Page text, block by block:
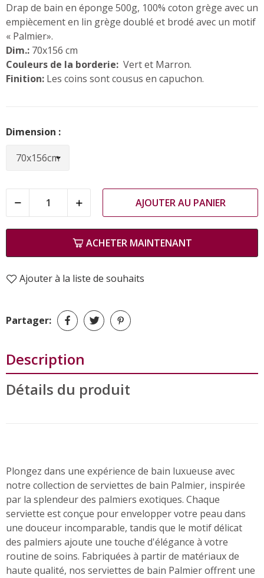
Drap de bain en éponge 500g, 100% coton grège avec un
empiècement en lin grège doublé et brodé avec un motif
« Palmier».
Dim.: 70x156 cm
Couleurs de la borderie: Vert et Marron.
Finition: Les coins sont cousus en capuchon.
Dimension :
AJOUTER AU PANIER
ACHETER MAINTENANT
Ajouter à la liste de souhaits
Partager:
Description
Détails du produit
Plongez dans une expérience de bain luxueuse avec
notre collection de serviettes de bain Palmier, inspirée
par la splendeur des palmiers exotiques. Chaque
serviette est conçue pour envelopper votre peau dans
une douceur incomparable, tandis que le motif délicat
des palmiers ajoute une touche d'élégance à votre
routine de soins. Fabriquées à partir de matériaux de
haute qualité, nos serviettes de bain Palmier offrent une